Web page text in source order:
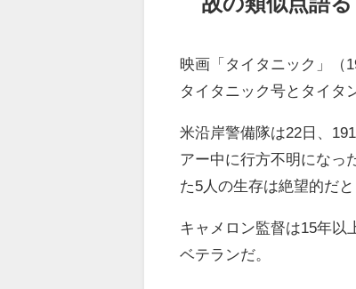
映画「タイタニック」（
タイタニック号とタイタ
米沿岸警備隊は22日、
アー中に行方不明になっ
た5人の生存は絶望的だと
キャメロン監督は15年以
ベテランだ。